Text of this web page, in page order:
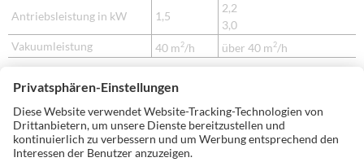
Antriebsleistung in kW 1,5
2,2
3,0
Vakuumleistung
40 m2/h über 40 m2/h
*Die technischen Daten stellen Richtwerte dar. Änderungen von
Konstruktionen und Ausstattung vorbehalten, da Anlagen von HOLZ-
HER individuell angepasst und ständig weiterentwickelt werden.